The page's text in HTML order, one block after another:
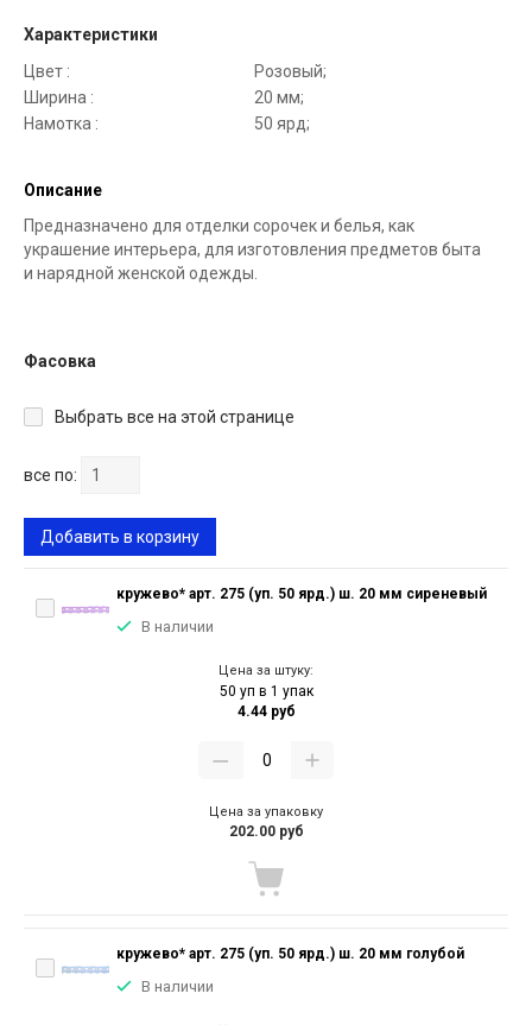
Характеристики
Цвет :
Розовый;
Ширина :
20 мм;
Намотка :
50 ярд;
Описание
Предназначено для отделки сорочек и белья, как
украшение интерьера, для изготовления предметов быта
и нарядной женской одежды.
Фасовка
Выбрать все на этой странице
все по:
Добавить в корзину
кружево* арт. 275 (уп. 50 ярд.) ш. 20 мм сиреневый
В наличии
Цена за штуку:
50 уп в 1 упак
4.44 руб
Цена за упаковку
202.00 руб
кружево* арт. 275 (уп. 50 ярд.) ш. 20 мм голубой
В наличии